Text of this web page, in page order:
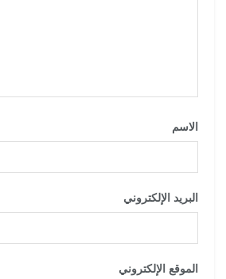
الاسم
البريد الإلكتروني
الموقع الإلكتروني